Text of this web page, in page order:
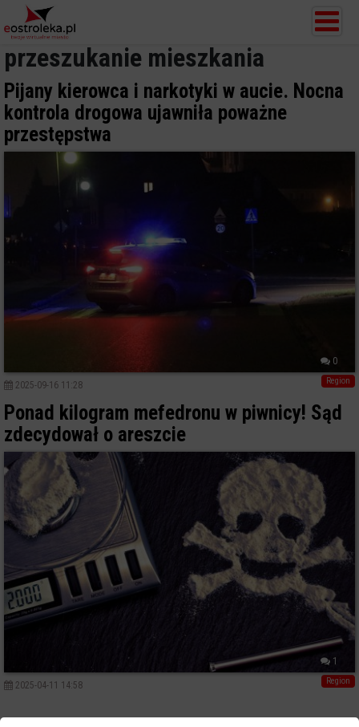
przeszukanie mieszkania
Pijany kierowca i narkotyki w aucie. Nocna
kontrola drogowa ujawniła poważne
przestępstwa
0
Region
2025-09-16 11:28
Ponad kilogram mefedronu w piwnicy! Sąd
zdecydował o areszcie
1
Region
2025-04-11 14:58